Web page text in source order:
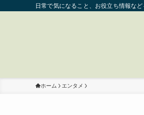
日常で気になること、お役立ち情報など
ホーム エンタメ